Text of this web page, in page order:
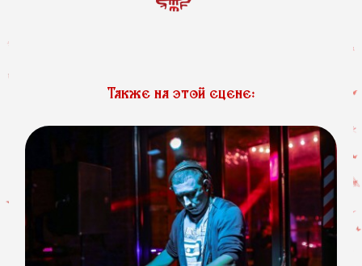
Также на этой сцене: